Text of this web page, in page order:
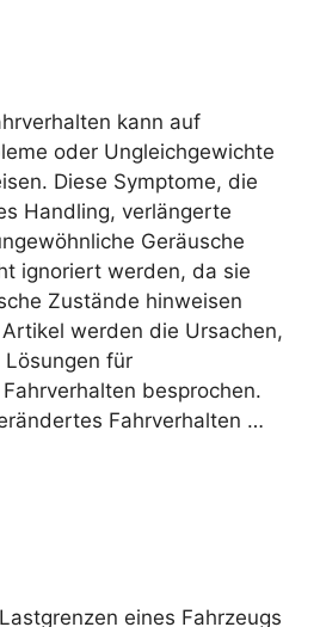
kann auf
oder Ungleichgewichte
Diese Symptome, die
Handling, verlängerte
Geräusche
ignoriert werden, da sie
Zustände hinweisen
werden die Ursachen,
für
besprochen.
Fahrverhalten …
eines Fahrzeugs